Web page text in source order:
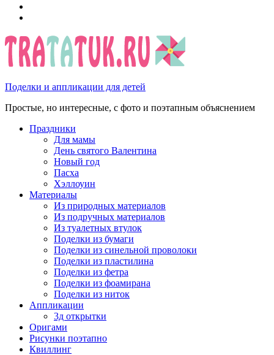
Поделки и аппликации для детей
Простые, но интересные, с фото и поэтапным объяснением
Праздники
Для мамы
День святого Валентина
Новый год
Пасха
Хэллоуин
Материалы
Из природных материалов
Из подручных материалов
Из туалетных втулок
Поделки из бумаги
Поделки из синельной проволоки
Поделки из пластилина
Поделки из фетра
Поделки из фоамирана
Поделки из ниток
Аппликации
3д открытки
Оригами
Рисунки поэтапно
Квиллинг